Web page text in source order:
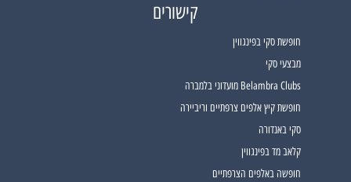
קישורים
חופשת סקי בפינגווין
מבצעי סקי
Belambra Clubs מועדוני בלמברה
חופשת קיץ אלפים צרפתיים וריביירה
סקי באנדורה
קלאב מד בפינגווין
חופשה באלפים הצרפתיים